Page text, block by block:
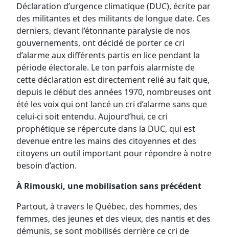
Déclaration d’urgence climatique (DUC), écrite par
des militantes et des militants de longue date. Ces
derniers, devant l’étonnante paralysie de nos
gouvernements, ont décidé de porter ce cri
d’alarme aux différents partis en lice pendant la
période électorale. Le ton parfois alarmiste de
cette déclaration est directement relié au fait que,
depuis le début des années 1970, nombreuses ont
été les voix qui ont lancé un cri d’alarme sans que
celui-ci soit entendu. Aujourd’hui, ce cri
prophétique se répercute dans la DUC, qui est
devenue entre les mains des citoyennes et des
citoyens un outil important pour répondre à notre
besoin d’action.
À Rimouski, une mobilisation sans précédent
Partout, à travers le Québec, des hommes, des
femmes, des jeunes et des vieux, des nantis et des
démunis, se sont mobilisés derrière ce cri de